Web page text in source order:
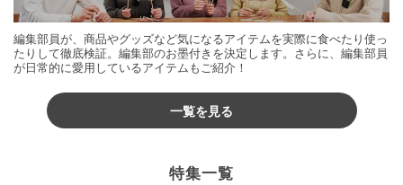
編集部員が、商品やグッズなど気になるアイテムを実際に食べたり使っ
たりして徹底検証。編集部のお墨付きを決定します。さらに、編集部員
が日常的に愛用しているアイテムもご紹介！
一覧を見る
特集一覧